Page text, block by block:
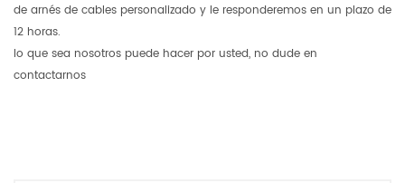
de arnés de cables personalizado y le responderemos en un plazo de
12 horas.
lo que sea nosotros puede hacer por usted, no dude en
contactarnos